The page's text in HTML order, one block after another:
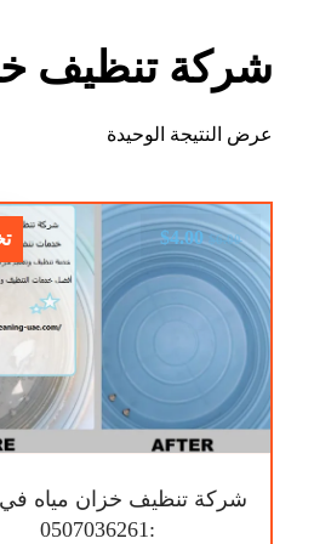
شركة تنظيف
عرض النتيجة الوحيدة
شركة تنظيف خزان مياه في
:0507036261
$6.00
$4.00